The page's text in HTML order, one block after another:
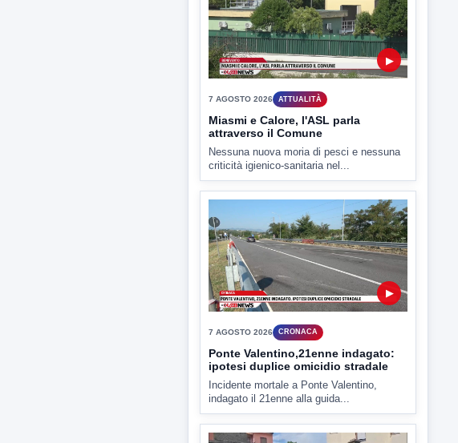
▶
7 AGOSTO 2026 ATTUALITÀ
Miasmi e Calore, l'ASL parla
attraverso il Comune
Nessuna nuova moria di pesci e nessuna
criticità igienico-sanitaria nel...
▶
7 AGOSTO 2026 CRONACA
Ponte Valentino,21enne indagato:
ipotesi duplice omicidio stradale
Incidente mortale a Ponte Valentino,
indagato il 21enne alla guida...